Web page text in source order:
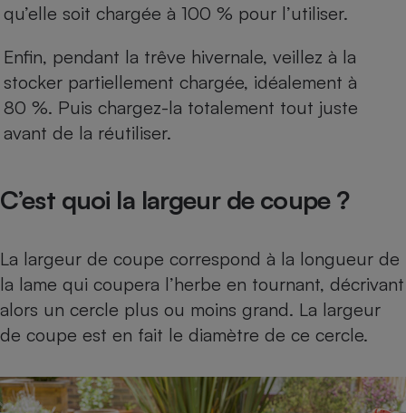
qu’elle soit chargée à 100 % pour l’utiliser.
Enfin, pendant la trêve hivernale, veillez à la
stocker partiellement chargée, idéalement à
80 %. Puis chargez-la totalement tout juste
avant de la réutiliser.
C’est quoi la largeur de coupe ?
La largeur de coupe correspond à la longueur de
la lame qui coupera l’herbe en tournant, décrivant
alors un cercle plus ou moins grand. La largeur
de coupe est en fait le diamètre de ce cercle.